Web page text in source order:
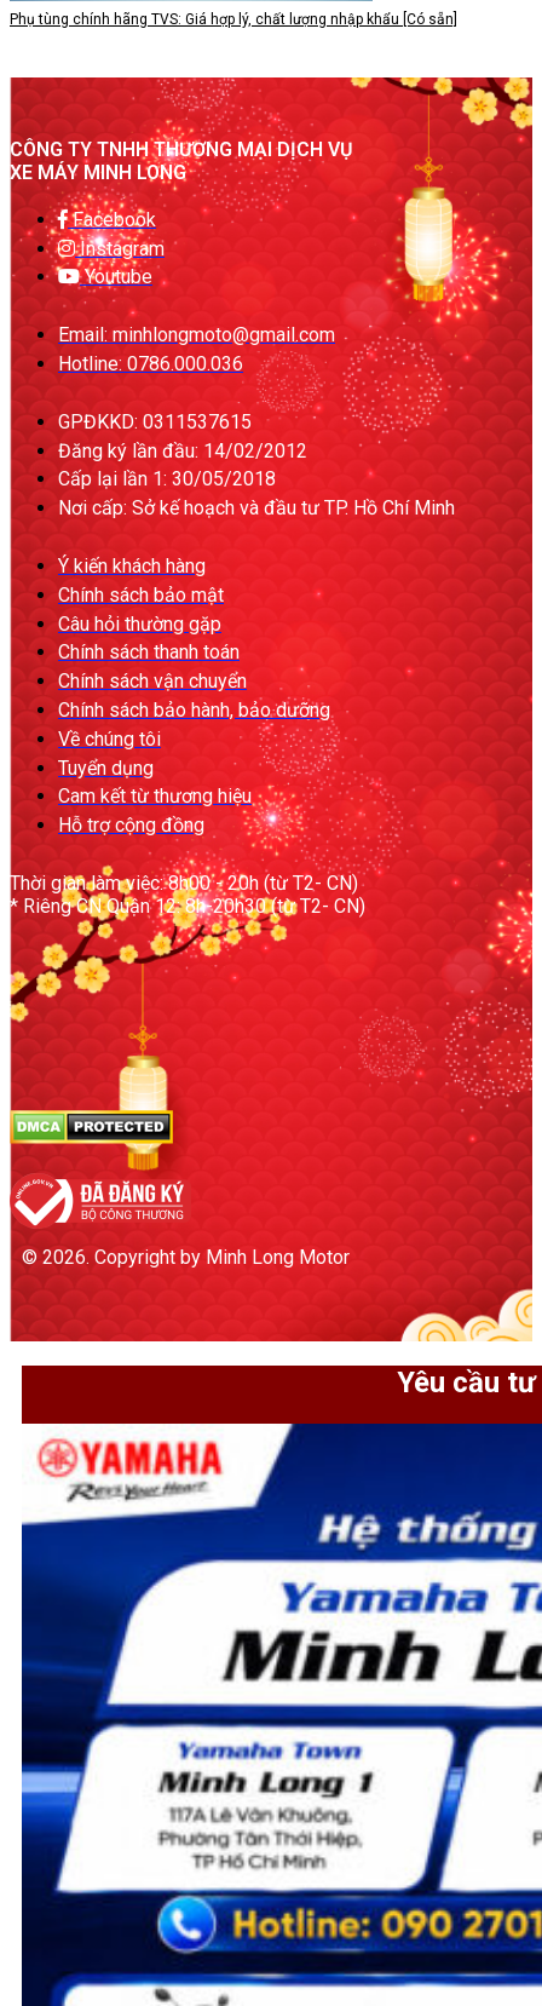
Phụ tùng chính hãng TVS: Giá hợp lý, chất lượng nhập khẩu [Có sẵn]
CÔNG TY TNHH THƯƠNG MẠI DỊCH VỤ
XE MÁY MINH LONG
Facebook
Instagram
Youtube
Email: minhlongmoto@gmail.com
Hotline: 0786.000.036
GPĐKKD: 0311537615
Đăng ký lần đầu: 14/02/2012
Cấp lại lần 1: 30/05/2018
Nơi cấp: Sở kế hoạch và đầu tư TP. Hồ Chí Minh
Ý kiến khách hàng
Chính sách bảo mật
Câu hỏi thường gặp
Chính sách thanh toán
Chính sách vận chuyển
Chính sách bảo hành, bảo dưỡng
Về chúng tôi
Tuyển dụng
Cam kết từ thương hiệu
Hỗ trợ cộng đồng
Thời gian làm việc: 8h00 - 20h (từ T2- CN)
* Riêng CN Quận 12: 8h-20h30 (từ T2- CN)
© 2026. Copyright by Minh Long Motor
Yêu cầu